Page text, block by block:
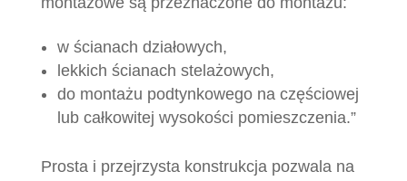
w ścianach działowych,
lekkich ścianach stelażowych,
do montażu podtynkowego na częściowej
lub całkowitej wysokości pomieszczenia.”
Prosta i przejrzysta konstrukcja pozwala na